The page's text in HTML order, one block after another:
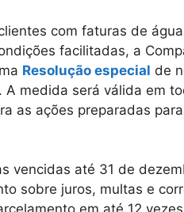
com faturas de
facilitadas, a
Resolução especial de
A medida será válida em
as ações preparadas
vencidas até 31 de
sobre juros, multas e